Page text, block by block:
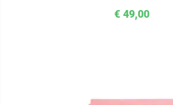
€ 49,00